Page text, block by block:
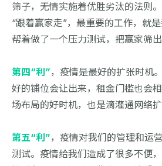
筛子，无情实施着优胜劣汰的法则
“跟着赢家走”，最重要的工作，就
帮着做了一个压力测试，把赢家筛出
第四“利”，疫情是最好的扩张时机
好的铺位会让出来，租金门槛也会
场布局的好时机，也是滴灌通网络扩
第五“利”，疫情对我们的管理和运
测试。疫情给我们造成了很多不便